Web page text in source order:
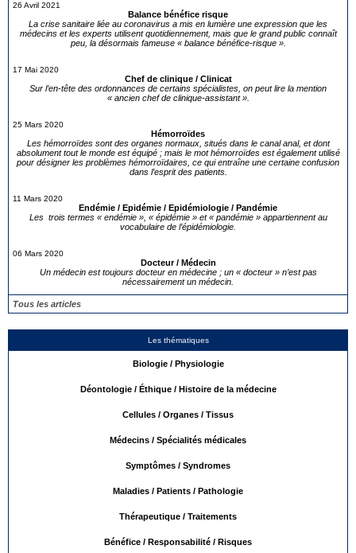
26 Avril 2021
Balance bénéfice risque
La crise sanitaire liée au coronavirus a mis en lumière une expression que les
médecins et les experts utilisent quotidiennement, mais que le grand public connaît
peu, la désormais fameuse « balance bénéfice-risque ».
17 Mai 2020
Chef de clinique / Clinicat
Sur l’en-tête des ordonnances de certains spécialistes, on peut lire la mention
« ancien chef de clinique-assistant ».
25 Mars 2020
Hémorroïdes
Les hémorroïdes sont des organes normaux, situés dans le canal anal, et dont
absolument tout le monde est équipé ; mais le mot hémorroïdes est également utilisé
pour désigner les problèmes hémorroïdaires, ce qui entraîne une certaine confusion
dans l’esprit des patients.
11 Mars 2020
Endémie / Epidémie / Epidémiologie / Pandémie
Les trois termes « endémie », « épidémie » et « pandémie » appartiennent au
vocabulaire de l’épidémiologie.
06 Mars 2020
Docteur / Médecin
Un médecin est toujours docteur en médecine ; un « docteur » n’est pas
nécessairement un médecin.
Tous les articles
Les thématiques
Biologie / Physiologie
Déontologie / Éthique / Histoire de la médecine
Cellules / Organes / Tissus
Médecins / Spécialités médicales
Symptômes / Syndromes
Maladies / Patients / Pathologie
Thérapeutique / Traitements
Bénéfice / Responsabilité / Risques